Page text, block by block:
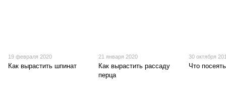
19 февраля 2020
Как вырастить шпинат
21 января 2020
Как вырастить рассаду
перца
30 октября
Что